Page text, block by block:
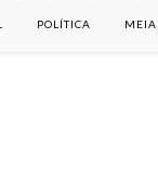
POLÍTICA MEIA